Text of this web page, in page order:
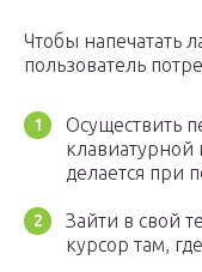
Чтобы напечатать
пользователь
Осуществить
клавиатурной
делается при
Зайти в свой
курсор там,